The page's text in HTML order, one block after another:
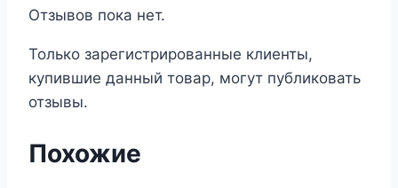
Отзывов пока нет.
Только зарегистрированные клиенты,
купившие данный товар, могут публиковать
отзывы.
Похожие